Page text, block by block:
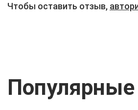
Чтобы оставить отзыв,